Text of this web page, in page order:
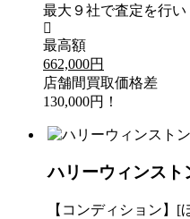
最大９社で査定を行い
最高額
662,000円
店舗間買取価格差
130,000円！
ハリーウィンス
【コンディション】[